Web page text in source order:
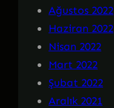
Ağustos 2022
Haziran 2022
Nisan 2022
Mart 2022
Şubat 2022
Aralık 2021